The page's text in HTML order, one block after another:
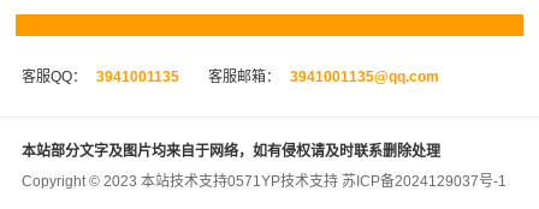
客服QQ： 3941001135 客服邮箱： 3941001135@qq.com
本站部分文字及图片均来自于网络，如有侵权请及时联系删除处理
Copyright © 2023 本站技术支持0571YP技术支持 苏ICP备2024129037号-1